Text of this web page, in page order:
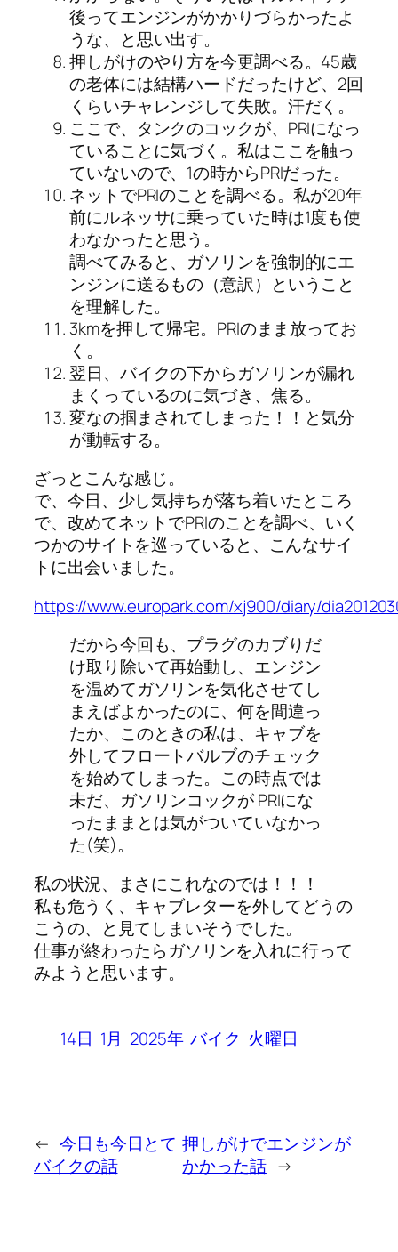
後ってエンジンがかかりづらかったよ
うな、と思い出す。
押しがけのやり方を今更調べる。45歳
の老体には結構ハードだったけど、2回
くらいチャレンジして失敗。汗だく。
ここで、タンクのコックが、PRIになっ
ていることに気づく。私はここを触っ
ていないので、1の時からPRIだった。
ネットでPRIのことを調べる。私が20年
前にルネッサに乗っていた時は1度も使
わなかったと思う。
調べてみると、ガソリンを強制的にエ
ンジンに送るもの（意訳）ということ
を理解した。
3kmを押して帰宅。PRIのまま放ってお
く。
翌日、バイクの下からガソリンが漏れ
まくっているのに気づき、焦る。
変なの掴まされてしまった！！と気分
が動転する。
ざっとこんな感じ。
で、今日、少し気持ちが落ち着いたところ
で、改めてネットでPRIのことを調べ、いく
つかのサイトを巡っていると、こんなサイ
トに出会いました。
https://www.europark.com/xj900/diary/
だから今回も、プラグのカブりだ
け取り除いて再始動し、エンジン
を温めてガソリンを気化させてし
まえばよかったのに、何を間違っ
たか、このときの私は、キャブを
外してフロートバルブのチェック
を始めてしまった。この時点では
未だ、ガソリンコックが PRIにな
ったままとは気がついていなかっ
た(笑)。
私の状況、まさにこれなのでは！！！
私も危うく、キャブレターを外してどうの
こうの、と見てしまいそうでした。
仕事が終わったらガソリンを入れに行って
みようと思います。
14日 1月 2025年 バイク 火曜日
← 今日も今日とて
バイクの話
押しがけでエンジンが
かかった話 →